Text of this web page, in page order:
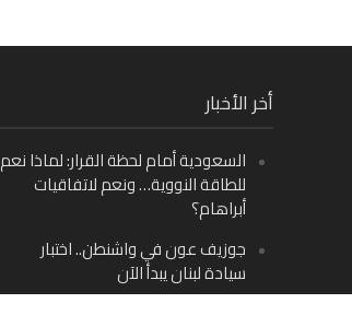
أخر الأخبار
السعودية أمام لحظة القرار: لماذا نعم
للطاقة النووية… ونعم لاتفاقيات
أبراهام؟
جوزيف عون في واشنطن.. اختبار
سيادة لبنان يبدأ الآن